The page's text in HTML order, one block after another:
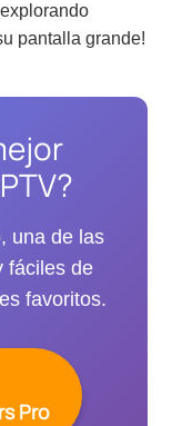
pantalla grande!
una de las
fáciles de
favoritos.
Pro